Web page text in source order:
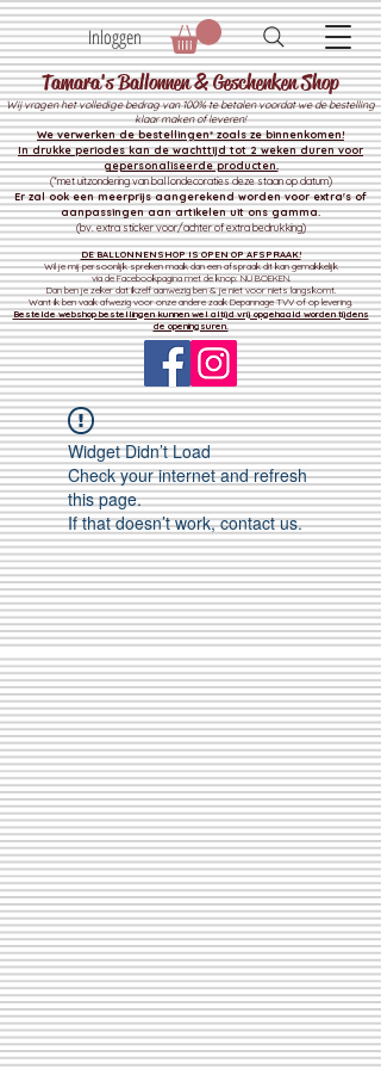
Tamara's Ballonnen & Geschenken Shop
Wij vragen het volledige bedrag van 100% te betalen voordat we de bestelling
klaar maken of leveren!
We verwerken de bestellingen* zoals ze binnenkomen!
In drukke periodes kan de wachttijd tot 2 weken duren voor
gepersonaliseerde producten.
(*met uitzondering van ballondecoraties deze staan op datum)
Er zal ook een meerprijs aangerekend worden voor extra's of
aanpassingen aan artikelen uit ons gamma.
(bv. extra sticker voor/achter of extra bedrukking)
DE BALLONNENSHOP IS OPEN OP AFSPRAAK!
Wil je mij persoonlijk spreken maak dan een afspraak dit kan gemakkelijk
via de Facebookpagina met de knop: NU BOEKEN.
Dan ben je zeker dat ikzelf aanwezig ben & je niet voor niets langskomt.
Want ik ben vaak afwezig voor onze andere zaakDepannage TVV of op levering.
Bestelde webshop bestellingen kunnen wel altijd vrij opgehaald worden tijdens
de openingsuren.
Inloggen
Widget Didn’t Load
Check your internet and refresh
this page.
If that doesn’t work, contact us.